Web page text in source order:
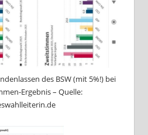
des BSW (mit 5%!) bei
Ergebnis – Quelle: